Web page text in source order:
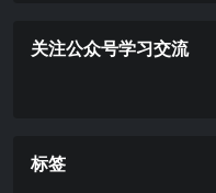
关注公众号学习交流
标签